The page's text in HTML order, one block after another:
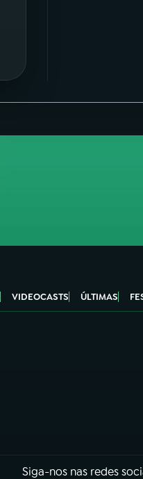
VIDEOCASTS ÚLTIMAS
Siga-nos nas redes